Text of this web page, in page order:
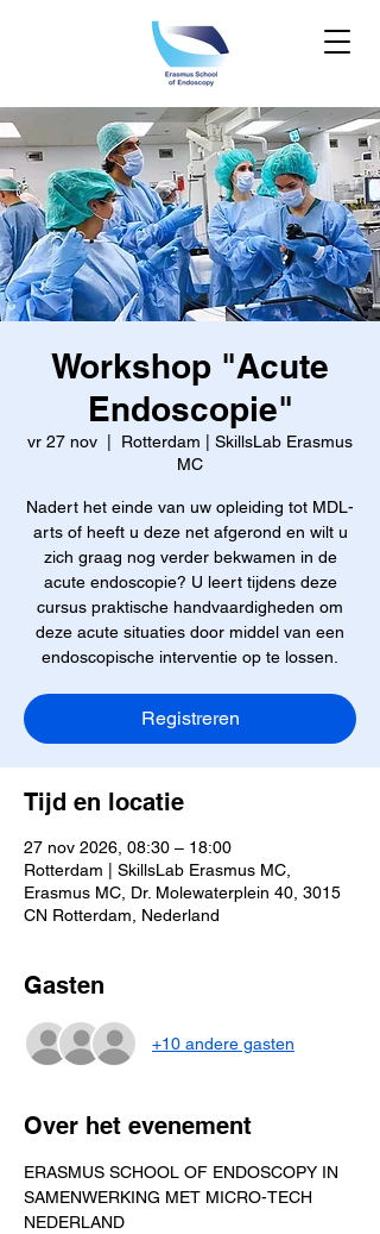
Workshop "Acute
Endoscopie"
vr 27 nov
Rotterdam | SkillsLab Erasmus
MC
Nadert het einde van uw opleiding tot MDL-
arts of heeft u deze net afgerond en wilt u
zich graag nog verder bekwamen in de
acute endoscopie? U leert tijdens deze
cursus praktische handvaardigheden om
deze acute situaties door middel van een
endoscopische interventie op te lossen.
Registreren
Tijd en locatie
27 nov 2026, 08:30 – 18:00
Rotterdam | SkillsLab Erasmus MC,
Erasmus MC, Dr. Molewaterplein 40, 3015
CN Rotterdam, Nederland
Gasten
+10 andere gasten
Over het evenement
ERASMUS SCHOOL OF ENDOSCOPY IN
SAMENWERKING MET MICRO-TECH
NEDERLAND